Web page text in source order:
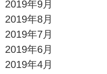
2019年9月
2019年8月
2019年7月
2019年6月
2019年4月